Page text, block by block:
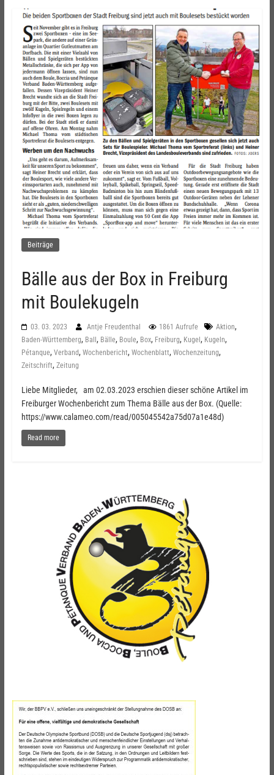
Beiträge
Bälle aus der Box in Freiburg
mit Boulekugeln
03. 03. 2023 Antje Freudenthal 1861 Aufrufe Aktion,
Baden-Württemberg, Ball , Bälle, Boule, Box, Freiburg, Kugel , Kugeln,
Pétanque, Verband, Wochenbericht, Wochenblatt, Wochenzeitung,
Zeitschrift, Zeitung
Liebe Mitglieder, am 02.03.2023 erschien dieser schöne Artikel im
Freiburger Wochenbericht zum Thema Bälle aus der Box. (Quelle:
https://www.calameo.com/read/005045542a75d07a1e48d)
Read more